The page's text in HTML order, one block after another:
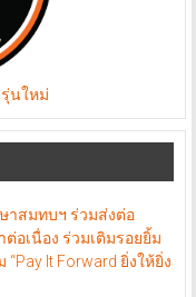
นใหม่
าสมทบฯ ร่วมส่งต่อ
อเนื่อง ร่วมเติมรอยยิ้ม
“Pay It Forward ยิ่งให้ยิ่ง